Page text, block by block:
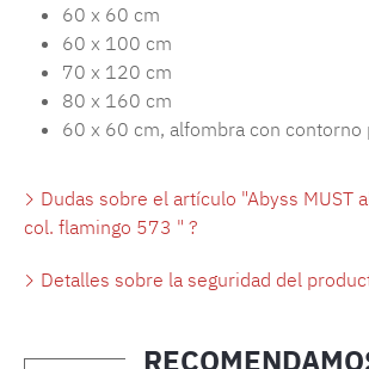
60 x 60 cm
60 x 100 cm
70 x 120 cm
80 x 160 cm
60 x 60 cm, alfombra con contorno
Dudas sobre el artículo "Abyss MUST
col. flamingo 573 " ?
Detalles sobre la seguridad del